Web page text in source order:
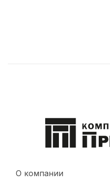
О компании